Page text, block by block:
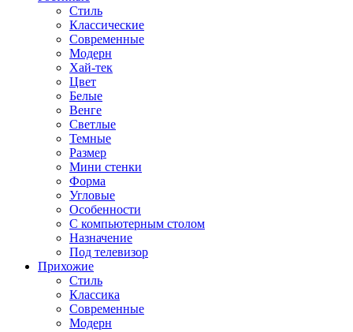
Стиль
Классические
Современные
Модерн
Хай-тек
Цвет
Белые
Венге
Светлые
Темные
Размер
Мини стенки
Форма
Угловые
Особенности
С компьютерным столом
Назначение
Под телевизор
Прихожие
Стиль
Классика
Современные
Модерн